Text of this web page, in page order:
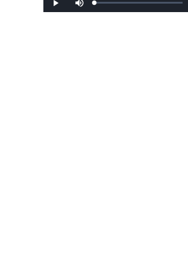
Play Loaded:
Progress: